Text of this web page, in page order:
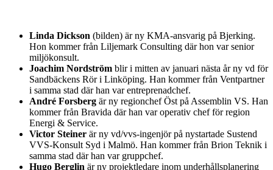
Linda Dickson (bilden) är ny KMA-ansvarig på Bjerking.
Hon kommer från Liljemark Consulting där hon var senior
miljökonsult.
Joachim Nordström blir i mitten av januari nästa år ny vd för
Sandbäckens Rör i Linköping. Han kommer från Ventpartner
i samma stad där han var entreprenadchef.
André Forsberg är ny regionchef Öst på Assemblin VS. Han
kommer från Bravida där han var operativ chef för region
Energi & Service.
Victor Steiner är ny vd/vvs-ingenjör på nystartade Sustend
VVS-Konsult Syd i Malmö. Han kommer från Brion Teknik i
samma stad där han var gruppchef.
Hugo Berglin är ny projektledare inom underhållsplanering